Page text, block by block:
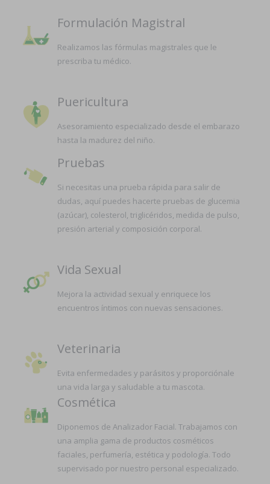
Formulación Magistral
Realizamos las fórmulas magistrales que le
prescriba tu médico.
Puericultura
Asesoramiento especializado desde el embarazo
hasta la madurez del niño.
Pruebas
Si necesitas una prueba rápida para salir de
dudas, aquí puedes hacerte pruebas de glucemia
(azúcar), colesterol, triglicéridos, medida de pulso,
presión arterial y composición corporal.
Vida Sexual
Mejora la actividad sexual y enriquece los
encuentros íntimos con nuevas sensaciones.
Veterinaria
Evita enfermedades y parásitos y proporciónale
una vida larga y saludable a tu mascota.
Cosmética
Diponemos de Analizador Facial. Trabajamos con
una amplia gama de productos cosméticos
faciales, perfumería, estética y podología. Todo
supervisado por nuestro personal especializado.